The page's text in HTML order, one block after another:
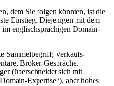
dem Sie folgen könnten, ist die
Einstieg. Diejenigen mit dem
englischsprachigen Domain-
Sammelbegriff; Verkaufs-
Broker-Gespräche.
(überschneidet sich mit
Expertise“), aber hohes